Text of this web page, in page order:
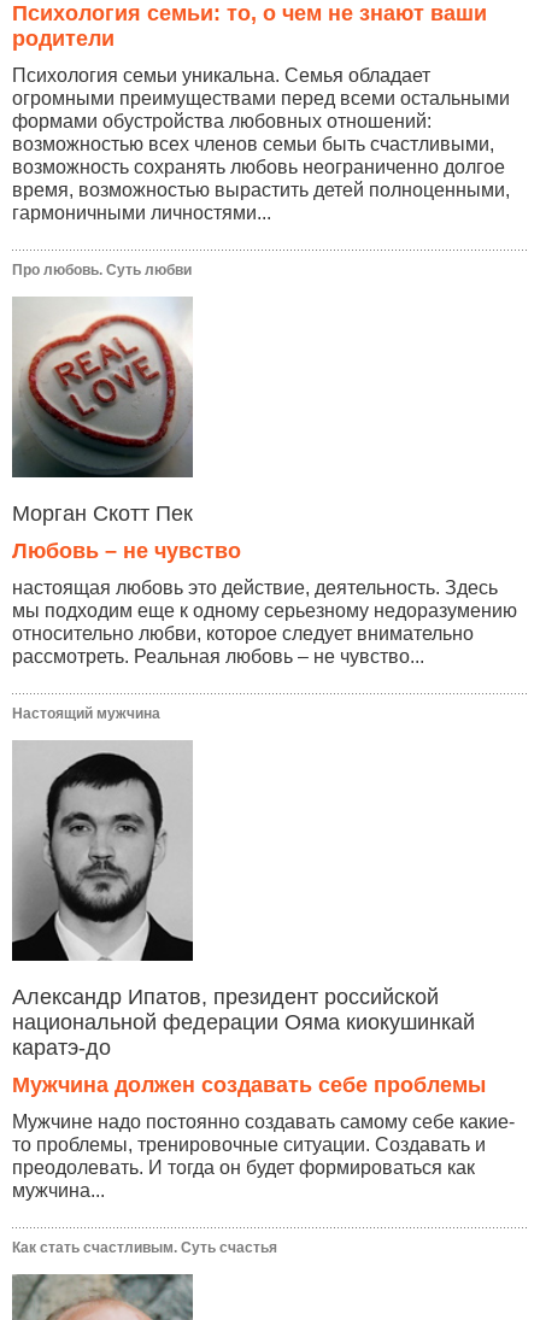
Психология семьи: то, о чем не знают ваши
родители
Психология семьи уникальна. Семья обладает
огромными преимуществами перед всеми остальными
формами обустройства любовных отношений:
возможностью всех членов семьи быть счастливыми,
возможность сохранять любовь неограниченно долгое
время, возможностью вырастить детей полноценными,
гармоничными личностями...
Про любовь. Суть любви
Морган Скотт Пек
Любовь – не чувство
настоящая любовь это действие, деятельность. Здесь
мы подходим еще к одному серьезному недоразумению
относительно любви, которое следует внимательно
рассмотреть. Реальная любовь – не чувство...
Настоящий мужчина
Александр Ипатов, президент российской
национальной федерации Ояма киокушинкай
каратэ-до
Мужчина должен создавать себе проблемы
Мужчине надо постоянно создавать самому себе какие-
то проблемы, тренировочные ситуации. Создавать и
преодолевать. И тогда он будет формироваться как
мужчина...
Как стать счастливым. Суть счастья